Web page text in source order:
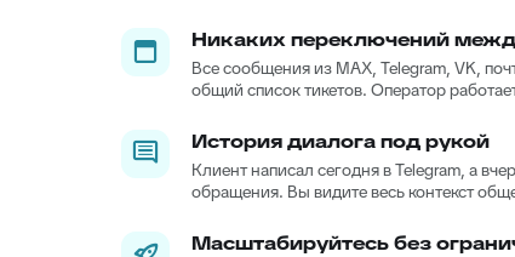
Никаких переключений
Все сообщения из MAX, Telegram, VK,
общий список тикетов. Оператор
История диалога под рукой
Клиент написал сегодня в Telegram, а
обращения. Вы видите весь контекст
Масштабируйтесь без